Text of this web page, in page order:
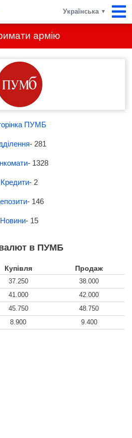
армію
Українська ▼
ПУМБ
- 281
- 1328
Кредити- 2
- 146
Новини- 15
в ПУМБ
Купівля Продаж
37.250
38.000
41.000
42.000
45.750
48.750
8.900 9.400